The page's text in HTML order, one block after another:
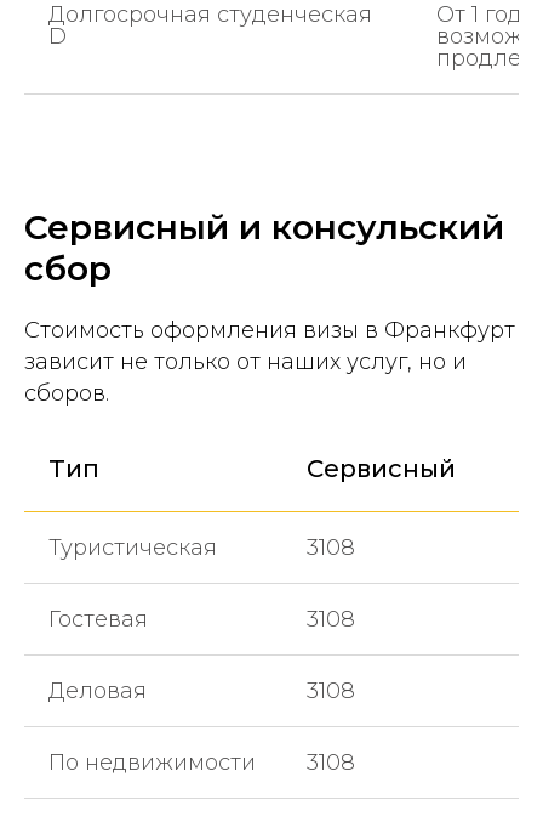
Долгосрочная студенческая
D
От 1 года
Сервисный и консульский
сбор
Стоимость оформления визы в Франкфурт
зависит не только от наших услуг, но и
сборов.
Тип Сервисный
Туристическая 3108
Гостевая 3108
Деловая 3108
По недвижимости 3108